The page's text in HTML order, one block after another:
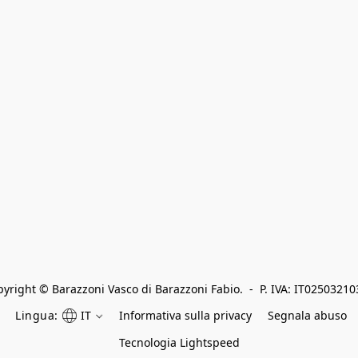
© Barazzoni Vasco di Barazzoni Fabio.  -  P. IVA:
Lingua:
IT Informativa sulla privacy
Segnala abuso
Tecnologia Lightspeed